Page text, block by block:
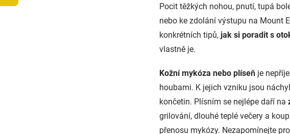
Pocit těžkých nohou, pnutí, tupá
nebo ke zdolání výstupu na Mount
konkrétních tipů, jak si poradit s
vlastně je.
Kožní mykóza nebo plíseň je
houbami. K jejich vzniku jsou
končetin. Plísním se nejlépe daří na
grilování, dlouhé teplé večery a
přenosu mykózy. Nezapomínejte